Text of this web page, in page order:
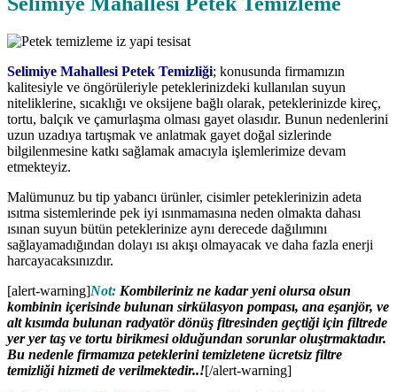
Selimiye Mahallesi Petek Temizliği; konusunda firmamızın
kalitesiyle ve öngörüleriyle peteklerinizdeki kullanılan suyun
niteliklerine, sıcaklığı ve oksijene bağlı olarak, peteklerinizde kireç,
tortu, balçık ve çamurlaşma olması gayet olasıdır. Bunun nedenlerini
uzun uzadıya tartışmak ve anlatmak gayet doğal sizlerinde
bilgilenmesine katkı sağlamak amacıyla işlemlerimize devam
etmekteyiz.
Malümunuz bu tip yabancı ürünler, cisimler peteklerinizin adeta
ısıtma sistemlerinde pek iyi ısınmamasına neden olmakta dahası
ısınan suyun bütün peteklerinize aynı derecede dağılımını
sağlayamadığından dolayı ısı akışı olmayacak ve daha fazla enerji
harcayacaksınızdır.
[alert-warning]Not: Kombileriniz ne kadar yeni olursa olsun
kombinin içerisinde bulunan sirkülasyon pompası, ana eşanjör, ve
alt kısımda bulunan radyatör dönüş fitresinden geçtiği için filtrede
yer yer taş ve tortu birikmesi olduğundan sorunlar oluştrmaktadır.
Bu nedenle firmamıza peteklerini temizletene ücretsiz filtre
temizliği hizmeti de verilmektedir..![/alert-warning]